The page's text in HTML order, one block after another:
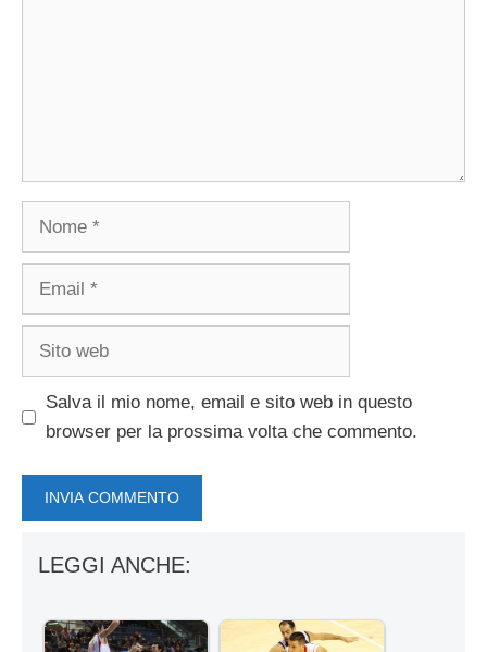
Nome
Email
Sito
Salva il mio nome, email e sito web in questo
browser per la prossima volta che commento.
LEGGI ANCHE: